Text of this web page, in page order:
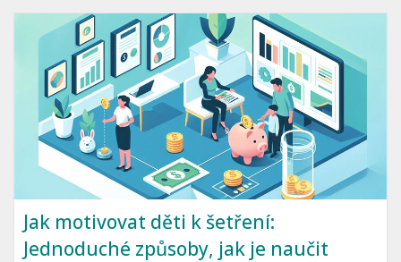
jednoduše a prakticky.
Jak motivovat děti k šetření:
Jednoduché způsoby, jak je naučit